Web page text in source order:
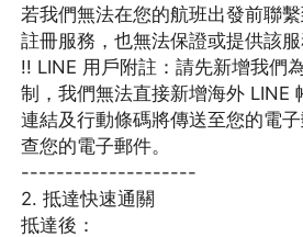
若我們無法在您的航班出發前聯
註冊服務，也無法保證或提供該服
!! LINE 用戶附註：請先新增我們
制，我們無法直接新增海外 LINE
連結及行動條碼將傳送至您的電
查您的電子郵件。
--------------------
2. 抵達快速通關
抵達後：